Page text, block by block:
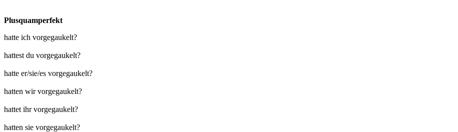
Plusquamperfekt
hatte ich vorgegaukelt?
hattest du vorgegaukelt?
hatte er/sie/es vorgegaukelt?
hatten wir vorgegaukelt?
hattet ihr vorgegaukelt?
hatten sie vorgegaukelt?